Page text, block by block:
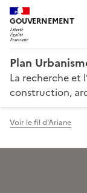
GOUVERNEMENT
Plan
La recherche et
construction,
Voir le fil d'Ariane